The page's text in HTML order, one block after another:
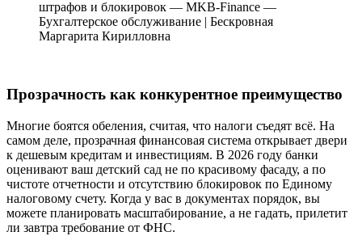
штрафов и блокировок — MKB-Finance —
Бухгалтерское обслуживание | Бескровная
Маргарита Кирилловна
Прозрачность как конкурентное преимущество
Многие боятся обеления, считая, что налоги съедят всё. На
самом деле, прозрачная финансовая система открывает двери
к дешевым кредитам и инвестициям. В 2026 году банки
оценивают ваш детский сад не по красивому фасаду, а по
чистоте отчетности и отсутствию блокировок по Единому
налоговому счету. Когда у вас в документах порядок, вы
можете планировать масштабирование, а не гадать, прилетит
ли завтра требование от ФНС.